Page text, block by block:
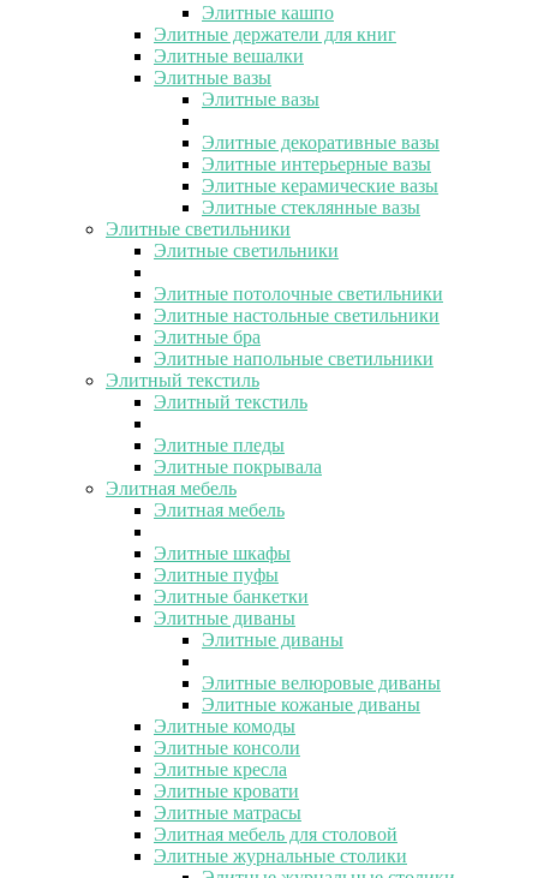
Элитные кашпо
Элитные держатели для книг
Элитные вешалки
Элитные вазы
Элитные вазы
Элитные декоративные вазы
Элитные интерьерные вазы
Элитные керамические вазы
Элитные стеклянные вазы
Элитные светильники
Элитные светильники
Элитные потолочные светильники
Элитные настольные светильники
Элитные бра
Элитные напольные светильники
Элитный текстиль
Элитный текстиль
Элитные пледы
Элитные покрывала
Элитная мебель
Элитная мебель
Элитные шкафы
Элитные пуфы
Элитные банкетки
Элитные диваны
Элитные диваны
Элитные велюровые диваны
Элитные кожаные диваны
Элитные комоды
Элитные консоли
Элитные кресла
Элитные кровати
Элитные матрасы
Элитная мебель для столовой
Элитные журнальные столики